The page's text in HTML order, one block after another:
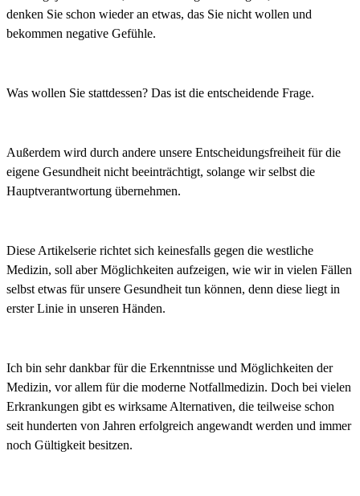
denken Sie schon wieder an etwas, das Sie nicht wollen und
bekommen negative Gefühle.
Was wollen Sie stattdessen? Das ist die entscheidende Frage.
Außerdem wird durch andere unsere Entscheidungsfreiheit für die
eigene Gesundheit nicht beeinträchtigt, solange wir selbst die
Hauptverantwortung übernehmen.
Diese Artikelserie richtet sich keinesfalls gegen die westliche
Medizin, soll aber Möglichkeiten aufzeigen, wie wir in vielen Fällen
selbst etwas für unsere Gesundheit tun können, denn diese liegt in
erster Linie in unseren Händen.
Ich bin sehr dankbar für die Erkenntnisse und Möglichkeiten der
Medizin, vor allem für die moderne Notfallmedizin. Doch bei vielen
Erkrankungen gibt es wirksame Alternativen, die teilweise schon
seit hunderten von Jahren erfolgreich angewandt werden und immer
noch Gültigkeit besitzen.